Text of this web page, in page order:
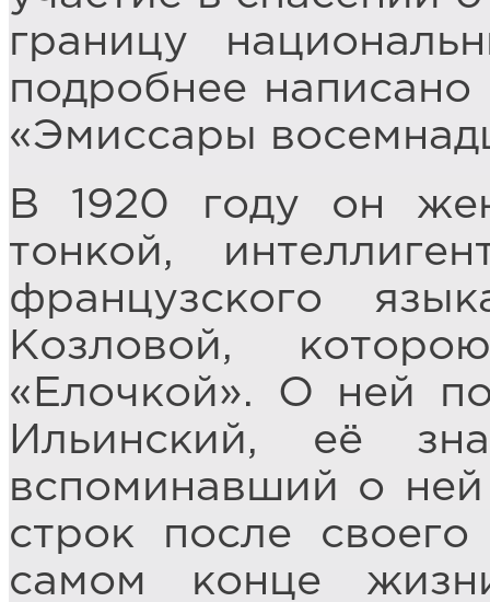
границу
подробнее
«Эмиссары
В 1920 году он
тонкой,
французского
Козловой,
«Елочкой». О ней
Ильинский, её
вспоминавший о
строк после
самом конце